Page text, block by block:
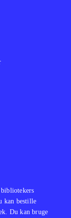
kan bestille
Du kan bruge